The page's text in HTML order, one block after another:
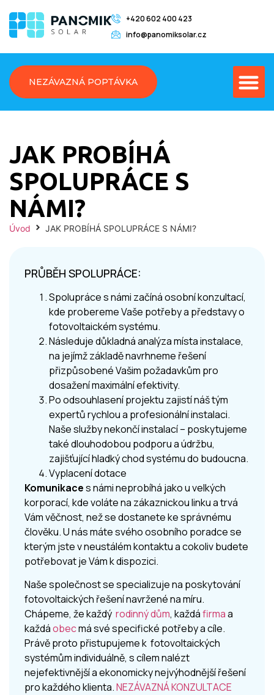
+420 602 400 423
info@panomiksolar.cz
NEZÁVAZNÁ POPTÁVKA
JAK PROBÍHÁ
SPOLUPRÁCE S
NÁMI?
Úvod JAK PROBÍHÁ SPOLUPRÁCE S NÁMI?
PRŮBĚH SPOLUPRÁCE:
Spolupráce s námi začíná osobní konzultací,
kde probereme Vaše potřeby a představy o
fotovoltaickém systému.
Následuje důkladná analýza místa instalace,
na jejímž základě navrhneme řešení
přizpůsobené Vašim požadavkům pro
dosažení maximální efektivity.
Po odsouhlasení projektu zajistí náš tým
expertů rychlou a profesionální instalaci.
Naše služby nekončí instalací – poskytujeme
také dlouhodobou podporu a údržbu,
zajišťující hladký chod systému do budoucna.
Vyplacení dotace
Komunikaces námi neprobíhá jako u velkých
korporací, kde voláte na zákaznickou linku a trvá
Vám věčnost, než se dostanete ke správnému
člověku. U nás máte svého osobního poradce se
kterým jste v neustálém kontaktu a cokoliv budete
potřebovat je Vám k dispozici.
Naše společnost se specializuje na poskytování
fotovoltaických řešení navržené na míru.
Chápeme, že každý rodinný dům, každáfirmaa
každáobecmá své specifické potřeby a cíle.
Právě proto přistupujeme k fotovoltaických
systémům individuálně, s cílem nalézt
nejefektivnější a ekonomicky nejvýhodnější řešení
pro každého klienta.NEZÁVAZNÁ KONZULTACE